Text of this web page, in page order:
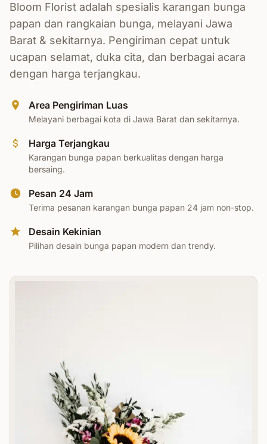
Bloom Florist adalah spesialis karangan bunga
papan dan rangkaian bunga, melayani Jawa
Barat & sekitarnya. Pengiriman cepat untuk
ucapan selamat, duka cita, dan berbagai acara
dengan harga terjangkau.
Area Pengiriman Luas
Melayani berbagai kota di Jawa Barat dan sekitarnya.
Harga Terjangkau
Karangan bunga papan berkualitas dengan harga
bersaing.
Pesan 24 Jam
Terima pesanan karangan bunga papan 24 jam non-stop.
Desain Kekinian
Pilihan desain bunga papan modern dan trendy.